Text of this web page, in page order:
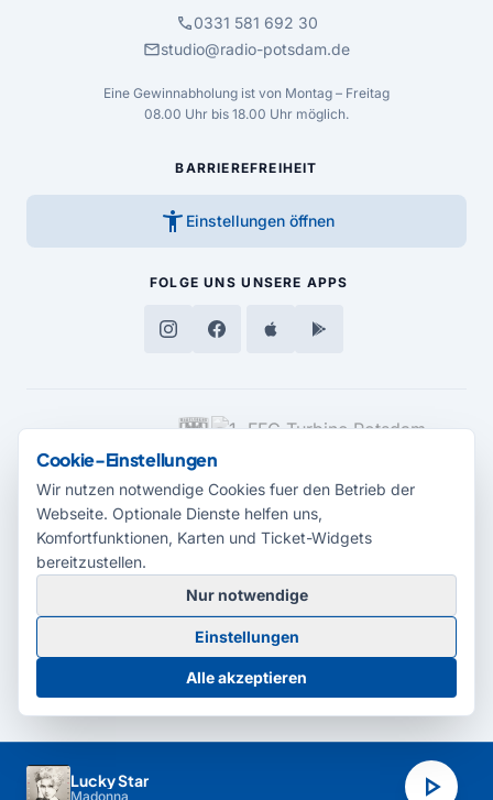
Lucky Star
Madonna play_arrow
call0331 581 692 30
mailstudio@radio-potsdam.de
Eine Gewinnabholung ist von Montag – Freitag
08.00 Uhr bis 18.00 Uhr möglich.
BARRIEREFREIHEIT
accessibility_new Einstellungen öffnen
FOLGE UNS UNSERE APPS
MEDIENPARTNER
© 2026 Radio Potsdam. Webseite entwickelt durch dieMedienagentur
Babelsberg
BarrierefreiheitserklärungAGBDatenschutzImpressum
Cookie-Einstellungen
Cookie-Einstellungen
Wir nutzen notwendige Cookies fuer den Betrieb der
Webseite. Optionale Dienste helfen uns,
Komfortfunktionen, Karten und Ticket-Widgets
bereitzustellen.
Nur notwendige
Einstellungen
Alle akzeptieren